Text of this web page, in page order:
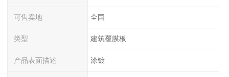
可售卖地 全国
类型 建筑覆膜板
产品表面描述 涂镀